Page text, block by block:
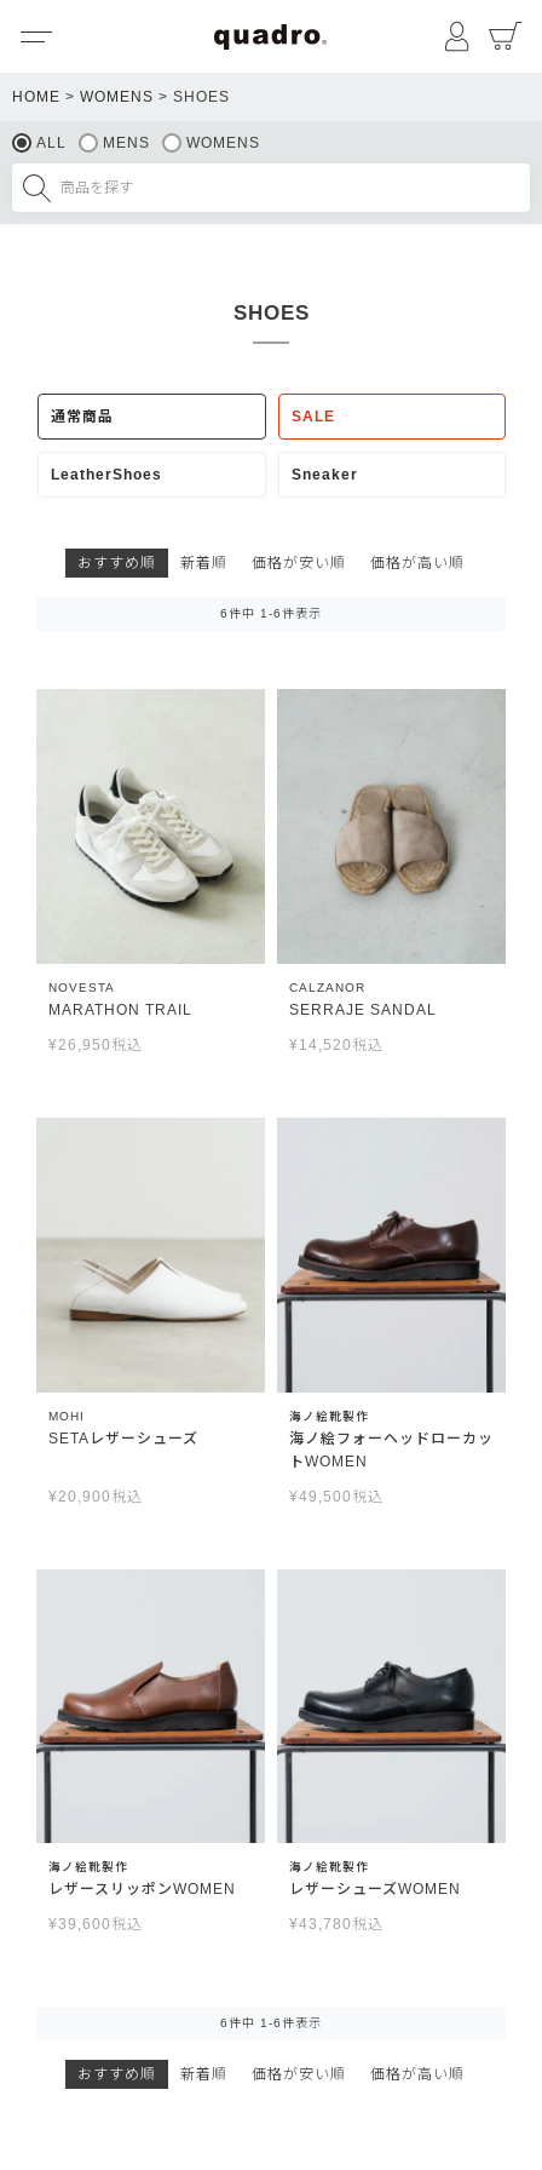
マイペ
HOME WOMENS SHOES
ALL MENS WOMENS
SHOES
通常商品 SALE
LeatherShoes Sneaker
おすすめ順 新着順 価格が安い順 価格が高い順
6件中 1 -6件表示
NOVESTA
MARATHON TRAIL
¥26,950 税込
CALZANOR
SERRAJE SANDAL
¥14,520 税込
MOHI
SETAレザーシューズ
¥20,900 税込
海ノ絵靴製作
海ノ絵フォーヘッドローカッ
トWOMEN
¥49,500 税込
海ノ絵靴製作
レザースリッポンWOMEN
¥39,600 税込
海ノ絵靴製作
レザーシューズWOMEN
¥43,780 税込
おすすめ順 新着順 価格が安い順 価格が高い順
6件中 1-6件表示